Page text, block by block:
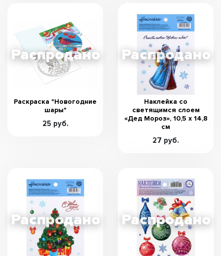
Раскраска "Новогодние
шары"
25 руб.
Наклейка со
светящимся слоем
«Дед Мороз», 10,5 х 14,8
см
27 руб.